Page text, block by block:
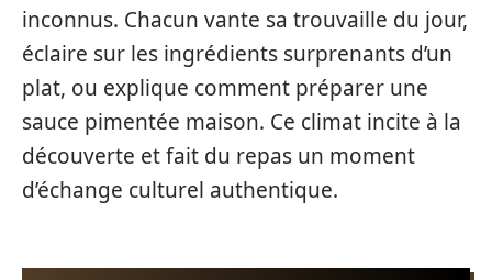
inconnus. Chacun vante sa trouvaille du jour,
éclaire sur les ingrédients surprenants d’un
plat, ou explique comment préparer une
sauce pimentée maison. Ce climat incite à la
découverte et fait du repas un moment
d’échange culturel authentique.